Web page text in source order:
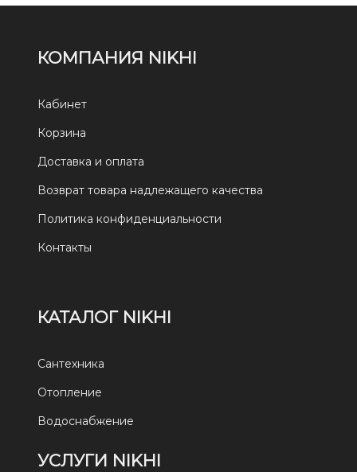
КОМПАНИЯ NIKHI
Кабинет
Корзина
Доставка и оплата
Возврат товара надлежащего качества
Политика конфиденциальности
Контакты
КАТАЛОГ NIKHI
Сантехника
Отопление
Водоснабжение
УСЛУГИ NIKHI